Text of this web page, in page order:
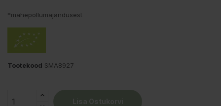
*mahepõllumajandusest
Tootekood SMA8927